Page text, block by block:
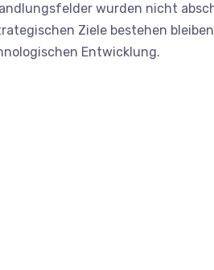
wurden nicht
Ziele bestehen
Entwicklung.